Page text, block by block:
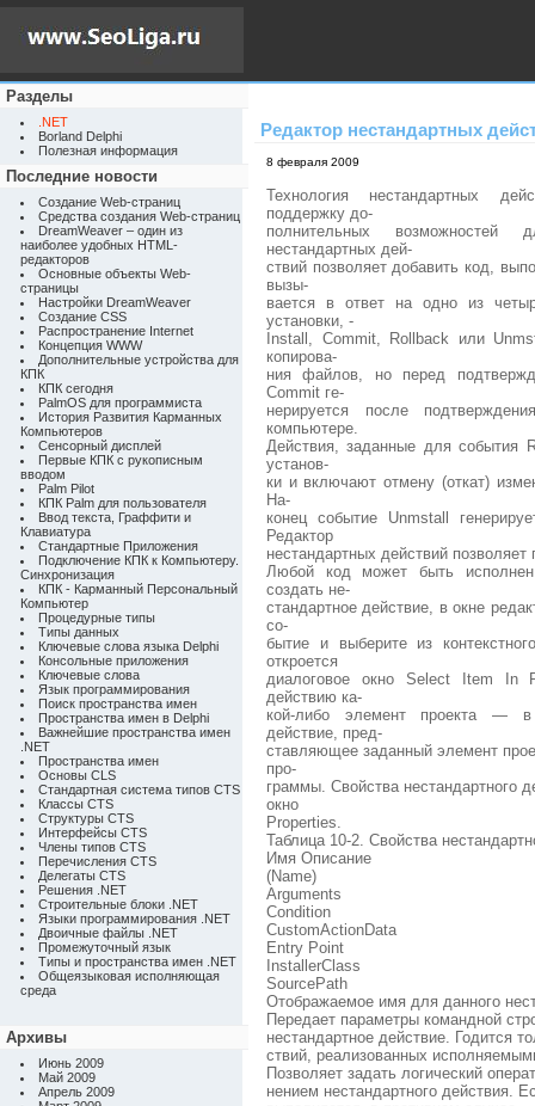
Разделы
.NET
Borland Delphi
Полезная информация
Последние новости
Создание Web-страниц
Средства создания Web-страниц
DreamWeaver – один из
наиболее удобных HTML-
редакторов
Основные объекты Web-
страницы
Настройки DreamWeaver
Создание CSS
Распространение Internet
Концепция WWW
Дополнительные устройства для
КПК
КПК сегодня
PalmOS для программиста
История Развития Карманных
Компьютеров
Сенсорный дисплей
Первые КПК с рукописным
вводом
Palm Pilot
КПК Palm для пользователя
Ввод текста, Граффити и
Клавиатура
Стандартные Приложения
Подключение КПК к Компьютеру.
Синхронизация
КПК - Карманный Персональный
Компьютер
Процедурные типы
Типы данных
Ключевые слова языка Delphi
Консольные приложения
Ключевые слова
Язык программирования
Поиск пространства имен
Пространства имен в Delphi
Важнейшие пространства имен
.NET
Пространства имен
Основы CLS
Стандартная система типов CTS
Классы CTS
Структуры CTS
Интерфейсы CTS
Члены типов CTS
Перечисления CTS
Делегаты CTS
Решения .NET
Строительные блоки .NET
Языки программирования .NET
Двоичные файлы .NET
Промежуточный язык
Типы и пространства имен .NET
Общеязыковая исполняющая
среда
Архивы
Июнь 2009
Май 2009
Апрель 2009
Редактор нестандартных
8 февраля 2009
Технология нестандартных
поддержку до-
полнительных возможностей
нестандартных дей-
ствий позволяет добавить код,
вызы-
вается в ответ на одно из
установки, -
Install, Commit, Rollback или
копирова-
ния файлов, но перед
Commit ге-
нерируется после
компьютере.
Действия, заданные для события
установ-
ки и включают отмену (откат)
На-
конец событие Unmstall
Редактор
нестандартных действий
Любой код может быть исполнен
создать не-
стандартное действие, в окне
со-
бытие и выберите из
откроется
диалоговое окно Select Item In
действию ка-
кой-либо элемент проекта — в
действие, пред-
ставляющее заданный элемент
про-
граммы. Свойства нестандартного
окно
Properties.
Таблица 10-2. Свойства
Имя Описание
(Name)
Arguments
Condition
CustomActionData
Entry Point
InstallerClass
SourcePath
Отображаемое имя для данного
Передает параметры командной
нестандартное действие. Годится
ствий, реализованных
Позволяет задать логический
нением нестандартного действия.